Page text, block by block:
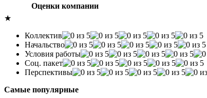
Оценки компании
★
Коллектив
Начальство
Условия работы
Соц. пакет
Перспективы
Самые популярные